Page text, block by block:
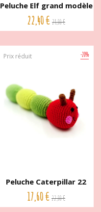
Peluche Elf grand modèle
30...
22,40 € 28,00 €
-20%
Prix réduit
Peluche Caterpillar 22
cm...
17,60 € 22,00 €